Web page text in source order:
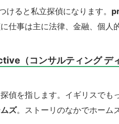
ると私立探偵になります。
仕事は主に法律、金融、個人
（コンサルティング ディ
偵を指します。イギリスでも
ズ。ストーリのなかでホー